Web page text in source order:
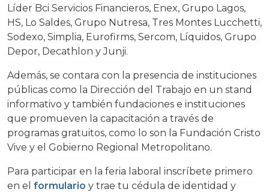
Líder Bci Servicios Financieros, Enex, Grupo Lagos,
HS, Lo Saldes, Grupo Nutresa, Tres Montes Lucchetti,
Sodexo, Simplia, Eurofirms, Sercom, Líquidos, Grupo
Depor, Decathlon y Junji.
Además, se contara con la presencia de instituciones
públicas como la Dirección del Trabajo en un stand
informativo y también fundaciones e instituciones
que promueven la capacitación a través de
programas gratuitos, como lo son la Fundación Cristo
Vive y el Gobierno Regional Metropolitano.
Para participar en la feria laboral inscríbete primero
en el formulario y trae tu cédula de identidad y